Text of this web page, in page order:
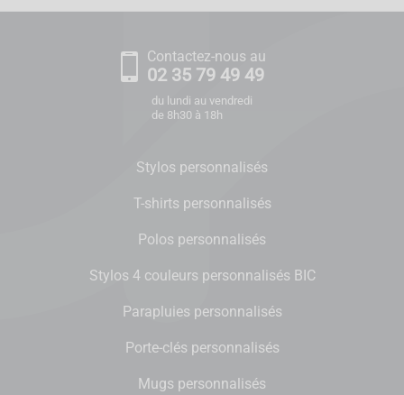
Contactez-nous au
02 35 79 49 49
du lundi au vendredi
de 8h30 à 18h
Stylos personnalisés
T-shirts personnalisés
Polos personnalisés
Stylos 4 couleurs personnalisés BIC
Parapluies personnalisés
Porte-clés personnalisés
Mugs personnalisés